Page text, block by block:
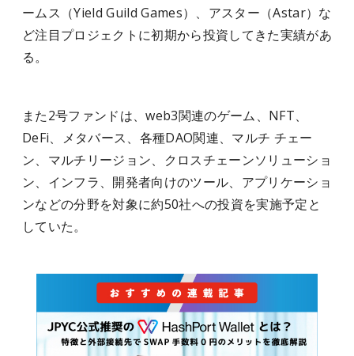
ームス（Yield Guild Games）、アスター（Astar）な
ど注目プロジェクトに初期から投資してきた実績があ
る。
また2号ファンドは、web3関連のゲーム、NFT、
DeFi、メタバース、各種DAO関連、マルチ チェー
ン、マルチリージョン、クロスチェーンソリューショ
ン、インフラ、開発者向けのツール、アプリケーショ
ンなどの分野を対象に約50社への投資を実施予定と
していた。